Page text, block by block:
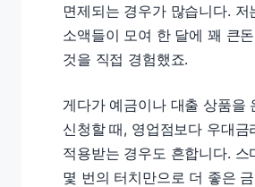
면제되는 경우가 많습니다. 저
소액들이 모여 한 달에 꽤 큰
것을 직접 경험했죠.
게다가 예금이나 대출 상품을
신청할 때, 영업점보다 우대금
적용받는 경우도 흔합니다. 스
몇 번의 터치만으로 더 좋은